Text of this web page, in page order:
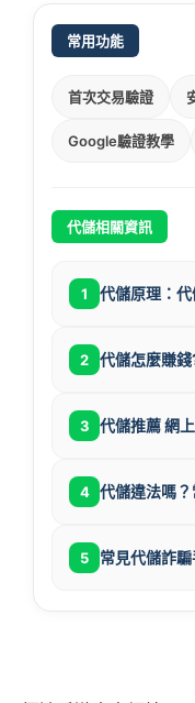
常用功能
首次交易驗證
Google驗證教學
代儲相關資訊
1 代儲原理：
2 代儲怎麼賺
3 代儲推薦 網
4 代儲違法嗎
5 常見代儲詐